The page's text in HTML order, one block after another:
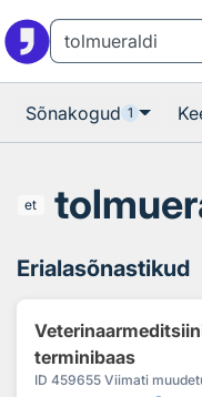
Sõnakogud 1
et
Erialasõnastikud
terminibaas
ID 459655 Viimati